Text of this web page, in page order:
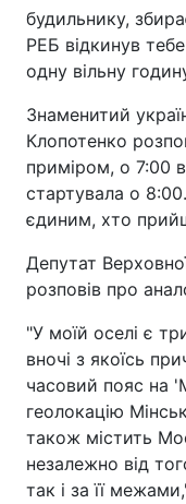
будильнику,
РЕБ відкинув
одну вільну
Знаменитий
Клопотенко
приміром, о 7:00
стартувала о
єдиним, хто
Депутат
розповів про
"У моїй оселі є
вночі з якоїсь
часовий пояс на
геолокацію
також містить
незалежно від
так і за її